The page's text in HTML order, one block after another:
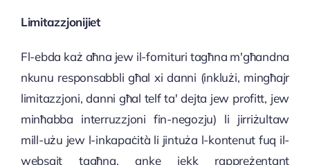
Limitazzjonijiet
Fl-ebda każ aħna jew il-fornituri tagħna m'għandna
nkunu responsabbli għal xi danni (inklużi, mingħajr
limitazzjoni, danni għal telf ta' dejta jew profitt, jew
minħabba interruzzjoni fin-negozju) li jirriżultaw
mill-użu jew l-inkapaċità li jintuża l-kontenut fuq il-
websajt tagħna, anke jekk rappreżentant